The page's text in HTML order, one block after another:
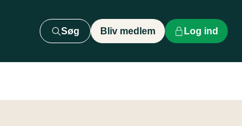
Søg Bliv medlem Log ind